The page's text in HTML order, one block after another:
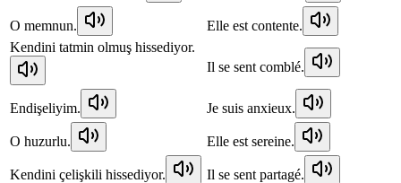
O memnun.
Elle est contente.
Kendini tatmin olmuş hissediyor.
Il se sent comblé.
Endişeliyim. Je suis anxieux.
O huzurlu. Elle est sereine.
Kendini çelişkili hissediyor. Il se sent partagé.